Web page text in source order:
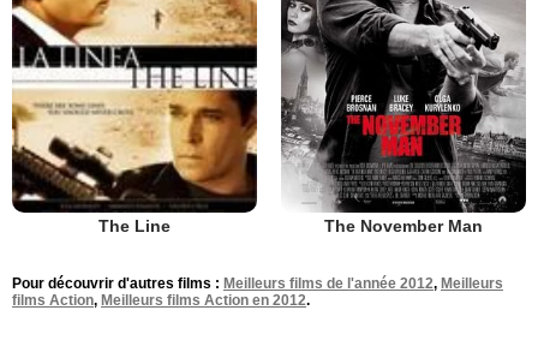
The Line The November Man
Pour découvrir d'autres films : Meilleurs films de l'année 2012, Meilleurs
films Action, Meilleurs films Action en 2012.